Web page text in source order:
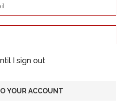
I sign out